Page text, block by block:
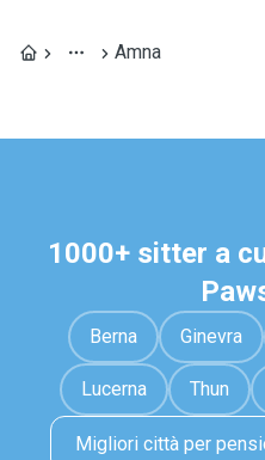
Amna
1000+ sitter a
Berna Ginevra
Lucerna Thun
Migliori città per